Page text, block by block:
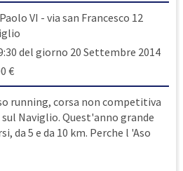
VI - via san Francesco 12
del giorno 20 Settembre 2014
€
running, corsa non competitiva
Naviglio. Quest'anno grande
da 5 e da 10 km. Perche l 'Aso